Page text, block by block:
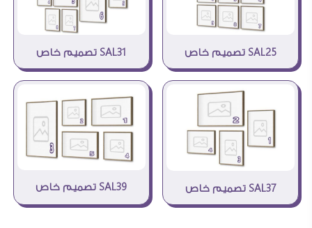
SAL25 تصميم خاص SAL31 تصميم خاص
SAL37 تصميم خاص SAL39 تصميم خاص